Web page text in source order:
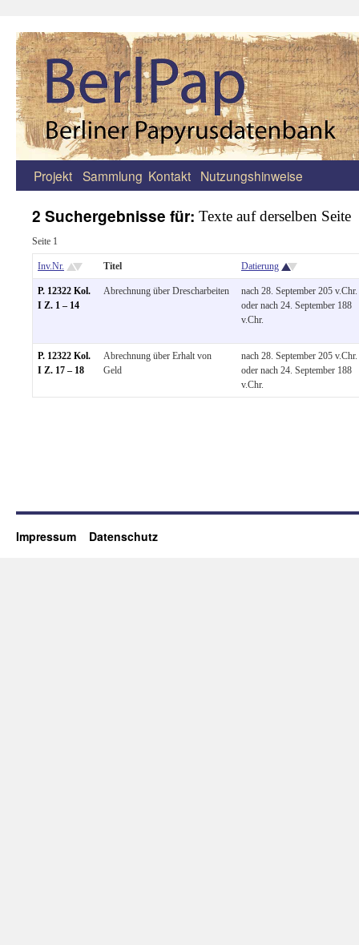
Zum
springen
Projekt Sammlung Kontakt Nutzungshinweise
2 Suchergebnisse für: Texte auf derselben Seite
Seite 1
Inv.Nr. Titel Datierung
P. 12322 Kol.
I Z. 1 – 14
Abrechnung über Drescharbeiten
nach 28. September 205 v.Chr.
oder nach 24. September 188
v.Chr.
P. 12322 Kol.
I Z. 17 – 18
Abrechnung über Erhalt von
Geld
nach 28. September 205 v.Chr.
oder nach 24. September 188
v.Chr.
Impressum Datenschutz